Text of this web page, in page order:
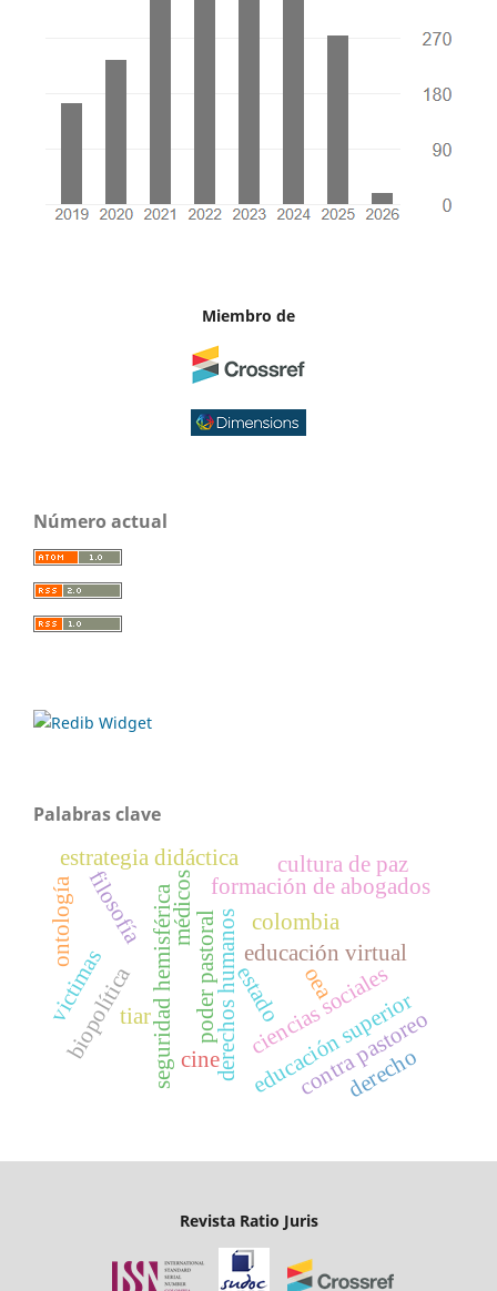
Miembro de
Número actual
Palabras clave
derechos humanos
médicos colombia
educación superior
formación de abogados
educación virtual
estrategia didáctica
ciencias sociales
seguridad hemisférica
tiar
oea
poder pastoral
contra pastoreo
estado
biopolítica
filosofía
cultura de paz
victimas
cine derecho
ontología
Revista Ratio Juris